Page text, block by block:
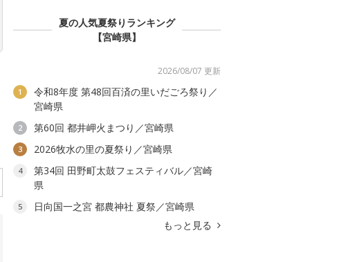
夏の人気夏祭りランキング
【宮崎県】
2026/08/07 更新
1
令和8年度 第48回百済の里いだごろ祭り／
宮崎県
2 第60回 都井岬火まつり／宮崎県
3 2026牧水の里の夏祭り／宮崎県
4
第34回 田野町太鼓フェスティバル／宮崎
県
5
日向国一之宮 都農神社 夏祭／宮崎県
もっと見る